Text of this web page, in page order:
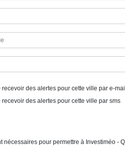
recevoir des alertes pour cette ville par e-
recevoir des alertes pour cette ville par sms
pour permettre à Investiméo -